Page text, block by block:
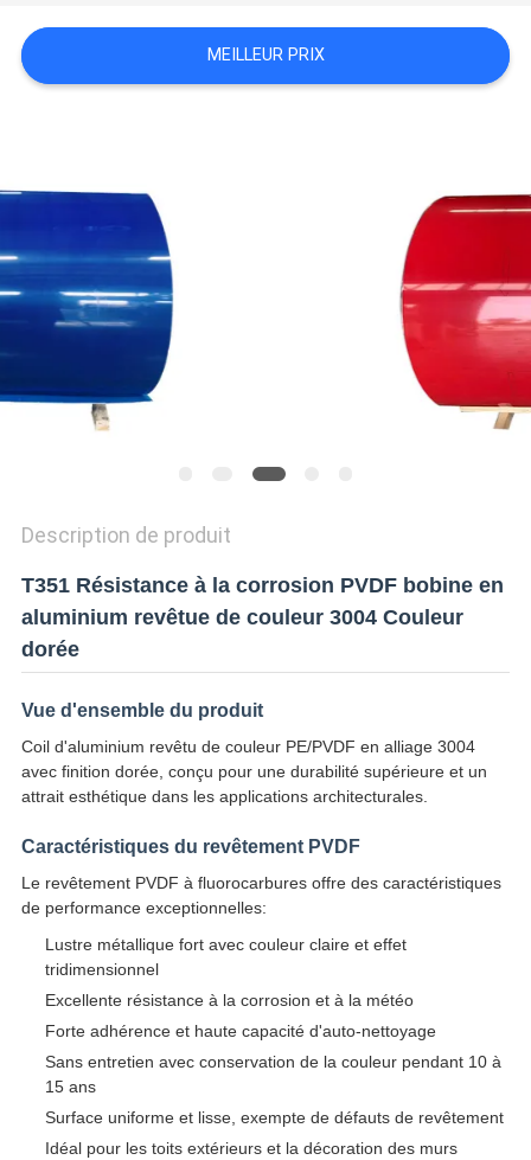
UNE
CITATION
POLITIQUE
DE
CONFIDENTIALITÉ
MEILLEUR PRIX
Description de produit
T351 Résistance à la corrosion PVDF bobine en
aluminium revêtue de couleur 3004 Couleur
dorée
Vue d'ensemble du produit
Coil d'aluminium revêtu de couleur PE/PVDF en alliage 3004
avec finition dorée, conçu pour une durabilité supérieure et un
attrait esthétique dans les applications architecturales.
Caractéristiques du revêtement PVDF
Le revêtement PVDF à fluorocarbures offre des caractéristiques
de performance exceptionnelles:
Lustre métallique fort avec couleur claire et effet
tridimensionnel
Excellente résistance à la corrosion et à la météo
Forte adhérence et haute capacité d'auto-nettoyage
Sans entretien avec conservation de la couleur pendant 10 à
15 ans
Surface uniforme et lisse, exempte de défauts de revêtement
Idéal pour les toits extérieurs et la décoration des murs